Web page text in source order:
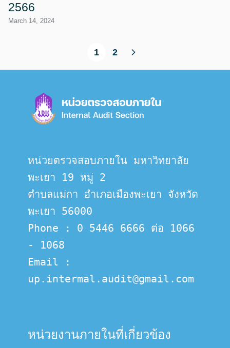
2566
March 14, 2024
1 2
หน่วยตรวจสอบภายใน มหาวิทยาลัย
พะเยา 19 หมู่ 2
ตำบลแม่กา อำเภอเมืองพะเยา จังหวัด
พะเยา 56000
Phone : 0 5446 6666 ต่อ 1066
- 1068
Email :
up.intermal.audit@gmail.com
หน่วยงานภายในที่เกี่ยวข้อง